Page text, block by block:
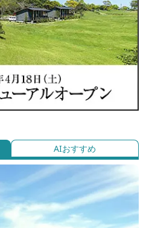
AIおすすめ